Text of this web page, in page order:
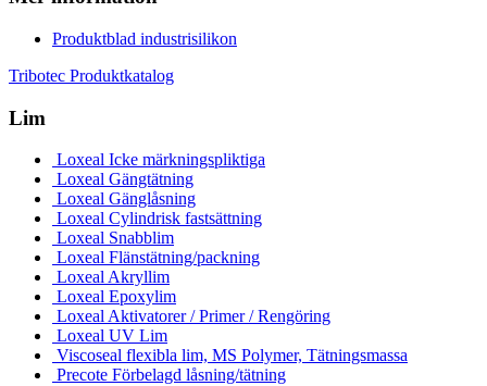
Produktblad industrisilikon
Tribotec Produktkatalog
Lim
Loxeal Icke märkningspliktiga
Loxeal Gängtätning
Loxeal Gänglåsning
Loxeal Cylindrisk fastsättning
Loxeal Snabblim
Loxeal Flänstätning/packning
Loxeal Akryllim
Loxeal Epoxylim
Loxeal Aktivatorer / Primer / Rengöring
Loxeal UV Lim
Viscoseal flexibla lim, MS Polymer, Tätningsmassa
Precote Förbelagd låsning/tätning